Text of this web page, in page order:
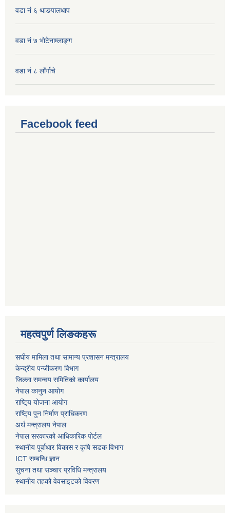
वडा नं ६ थाङपालधाप
वडा नं ७ भाेटेनाम्लाङ्ग
वडा नं ८ लाँर्गाचे
Facebook feed
महत्वपुर्ण लिङकहरू
स‌घीय मामिला तथा सामान्य प्रशासन मन्त्रालय
केन्द्रीय पन्जीकरण विभाग
जिल्ला समन्वय समितिको कार्यालय
नेपाल कानुन आयोग
राष्टि्य योजना आयोग
राष्टि्य पुन निर्माण प्राधिकरण
अर्थ मन्त्रालय नेपाल
नेपाल सरकारको आधिकारिक पोर्टल
स्थानीय पूर्वाधार विकास र कृषि सडक विभाग
ICT सम्बन्धि ज्ञान
सुचना तथा सञ्चार प्रविधि मन्त्रालय
स्थानीय तहको वेवसाइटको विवरण